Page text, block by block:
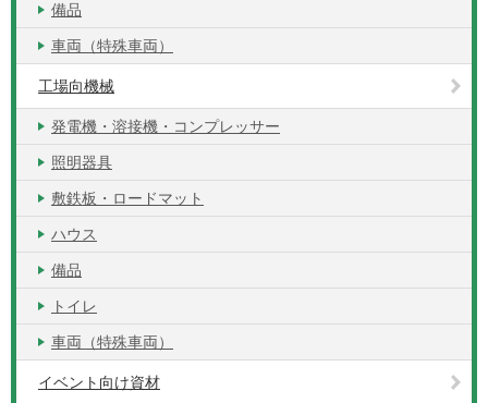
備品
車両（特殊車両）
工場向機械
発電機・溶接機・コンプレッサー
照明器具
敷鉄板・ロードマット
ハウス
備品
トイレ
車両（特殊車両）
イベント向け資材